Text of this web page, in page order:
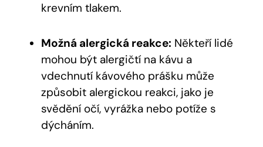
krevním tlakem.
Možná alergická reakce: Někteří lidé
mohou ⁢být alergičtí na ⁤kávu a
vdechnutí kávového prášku může
‌způsobit alergickou reakci, jako je
svědění očí, vyrážka​ nebo potíže s
dýcháním.